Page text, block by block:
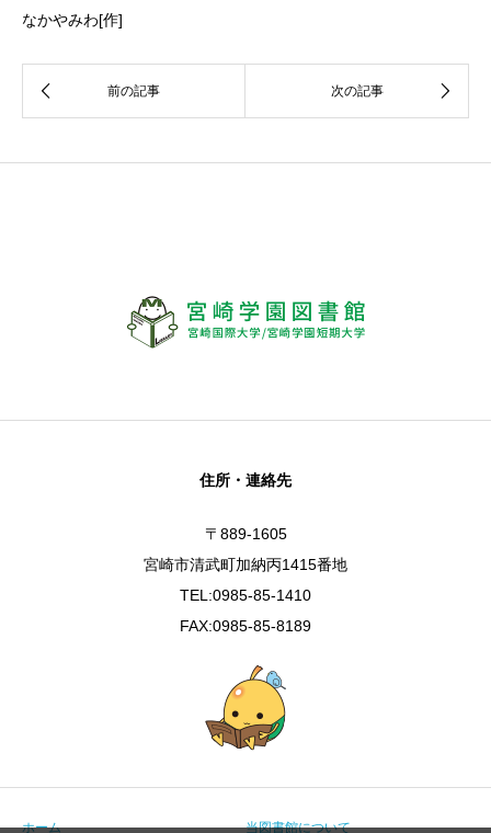
なかやみわ[作]
住所・連絡先
〒889-1605
宮崎市清武町加納丙1415番地
TEL:0985-85-1410
FAX:0985-85-8189
ホーム 当図書館について